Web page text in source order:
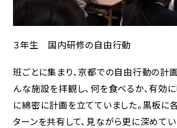
３年生 国内研修の自由行動
班ごとに集まり、京都での自由行動の計
んな施設を拝観し、何を食べるか、有効
に綿密に計画を立てていました。黒板に
ターンを共有して、見ながら更に深めてい